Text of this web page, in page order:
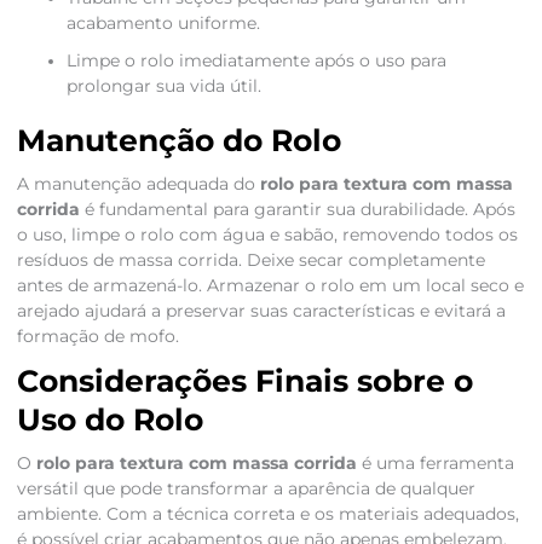
acabamento uniforme.
Limpe o rolo imediatamente após o uso para
prolongar sua vida útil.
Manutenção do Rolo
A manutenção adequada do rolo para textura com massa
corrida é fundamental para garantir sua durabilidade. Após
o uso, limpe o rolo com água e sabão, removendo todos os
resíduos de massa corrida. Deixe secar completamente
antes de armazená-lo. Armazenar o rolo em um local seco e
arejado ajudará a preservar suas características e evitará a
formação de mofo.
Considerações Finais sobre o
Uso do Rolo
O rolo para textura com massa corrida é uma ferramenta
versátil que pode transformar a aparência de qualquer
ambiente. Com a técnica correta e os materiais adequados,
é possível criar acabamentos que não apenas embelezam,